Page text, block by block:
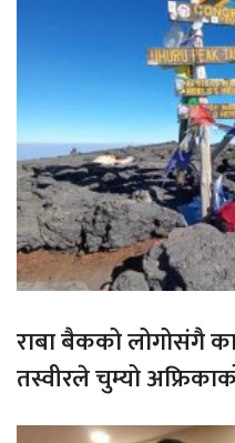
राबा बैकको लोगोसंगै
तस्वीरले चुम्यो